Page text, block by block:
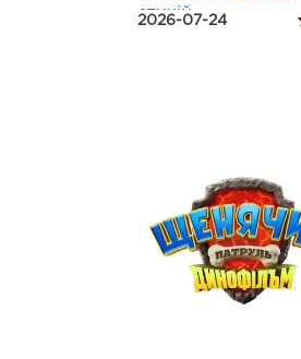
стихій
2026-07-24